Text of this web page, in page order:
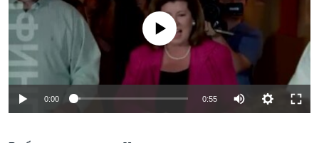
No media source currently available
0:00 0:55